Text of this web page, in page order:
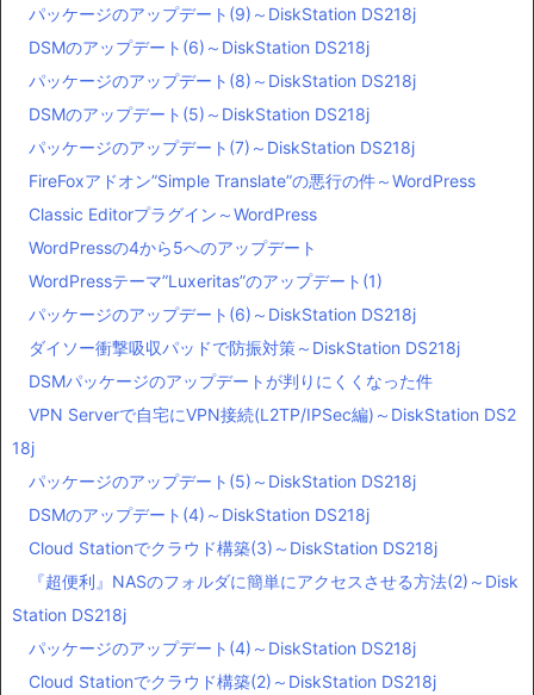
パッケージのアップデート(9)～DiskStation DS218j
DSMのアップデート(6)～DiskStation DS218j
パッケージのアップデート(8)～DiskStation DS218j
DSMのアップデート(5)～DiskStation DS218j
パッケージのアップデート(7)～DiskStation DS218j
FireFoxアドオン”Simple Translate”の悪行の件～WordPress
Classic Editorプラグイン～WordPress
WordPressの4から5へのアップデート
WordPressテーマ”Luxeritas”のアップデート(1)
パッケージのアップデート(6)～DiskStation DS218j
ダイソー衝撃吸収パッドで防振対策～DiskStation DS218j
DSMパッケージのアップデートが判りにくくなった件
VPN Serverで自宅にVPN接続(L2TP/IPSec編)～DiskStation DS2
18j
パッケージのアップデート(5)～DiskStation DS218j
DSMのアップデート(4)～DiskStation DS218j
Cloud Stationでクラウド構築(3)～DiskStation DS218j
『超便利』NASのフォルダに簡単にアクセスさせる方法(2)～Disk
Station DS218j
パッケージのアップデート(4)～DiskStation DS218j
Cloud Stationでクラウド構築(2)～DiskStation DS218j